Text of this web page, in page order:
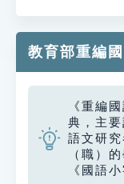
教育部重編
《重編
典，主
語文研
（職）
《國語